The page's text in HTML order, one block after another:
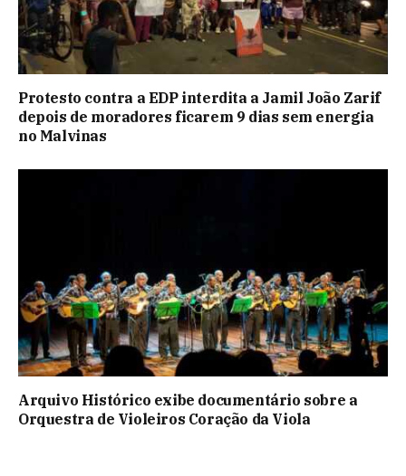
Protesto contra a EDP interdita a Jamil João Zarif
depois de moradores ficarem 9 dias sem energia
no Malvinas
Arquivo Histórico exibe documentário sobre a
Orquestra de Violeiros Coração da Viola